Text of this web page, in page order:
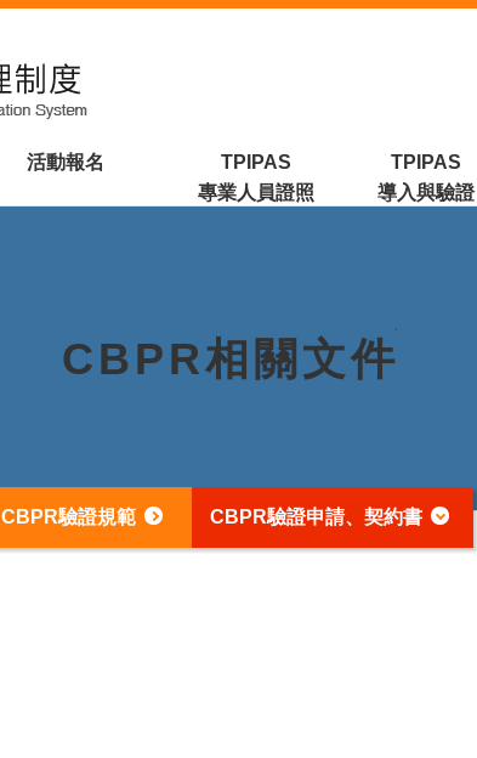
活動報名
TPIPAS
專業人員證照
TPIPAS
導入與驗證
CBPR相關文件
CBPR驗證規範 CBPR驗證申請、契約書